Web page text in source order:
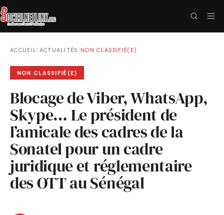
ACCUEIL/ACTUALITÉS /NON CLASSIFIÉ(E)
NON CLASSIFIÉ(E)
Blocage de Viber, WhatsApp,
Skype… Le président de
l’amicale des cadres de la
Sonatel pour un cadre
juridique et réglementaire
des OTT au Sénégal